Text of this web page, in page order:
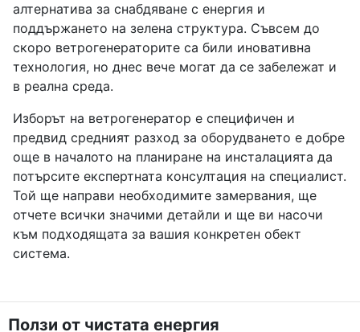
алтернатива за снабдяване с енергия и
поддържането на зелена структура. Съвсем до
скоро ветрогенераторите са били иновативна
технология, но днес вече могат да се забележат и
в реална среда.
Изборът на ветрогенератор е специфичен и
предвид средният разход за оборудването е добре
още в началото на планиране на инсталацията да
потърсите експертната консултация на специалист.
Той ще направи необходимите замервания, ще
отчете всички значими детайли и ще ви насочи
към подходящата за вашия конкретен обект
система.
Ползи от чистата енергия